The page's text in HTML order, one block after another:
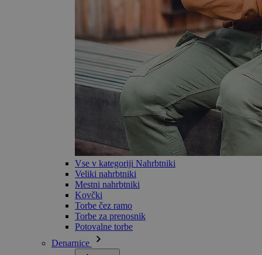
Vse v kategoriji Nahrbtniki
Veliki nahrbtniki
Mestni nahrbtniki
Kovčki
Torbe čez ramo
Torbe za prenosnik
Potovalne torbe
Denarnice